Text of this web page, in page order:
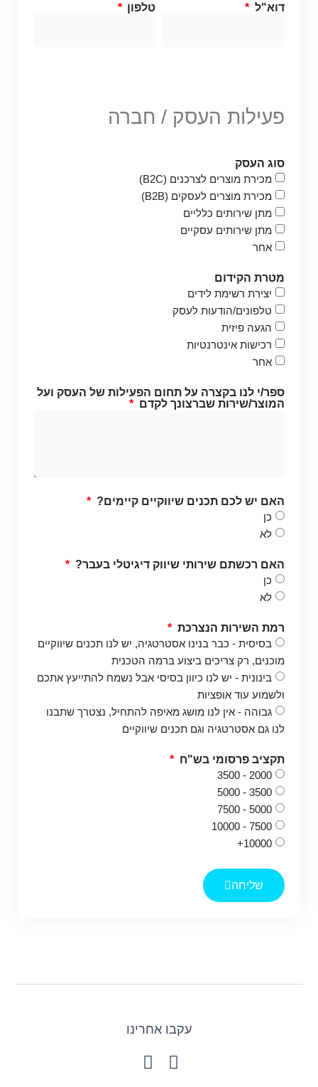
דוא"ל טלפון
פעילות העסק / חברה
סוג העסק
מכירת מוצרים לצרכנים (B2C)
מכירת מוצרים לעסקים (B2B)
מתן שירותים כלליים
מתן שירותים עסקיים
אחר
מטרת הקידום
יצירת רשימת לידים
טלפונים/הודעות לעסק
הגעה פיזית
רכישות אינטרנטיות
אחר
ספר/י לנו בקצרה על תחום הפעילות של העסק ועל
המוצר/שירות שברצונך לקדם
האם יש לכם תכנים שיווקיים קיימים?
כן
לא
האם רכשתם שירותי שיווק דיגיטלי בעבר?
כן
לא
רמת השירות הנצרכת
בסיסית - כבר בנינו אסטרטגיה, יש לנו תכנים שיווקיים
מוכנים, רק צריכים ביצוע ברמה הטכנית
בינונית - יש לנו כיוון בסיסי אבל נשמח להתייעץ אתכם
ולשמוע עוד אופציות
גבוהה - אין לנו מושג מאיפה להתחיל, נצטרך שתבנו
לנו גם אסטרטגיה וגם תכנים שיווקיים
תקציב פרסומי בש"ח
2000 - 3500
3500 - 5000
5000 - 7500
7500 - 10000
10000+
שליחה
עקבו אחרינו